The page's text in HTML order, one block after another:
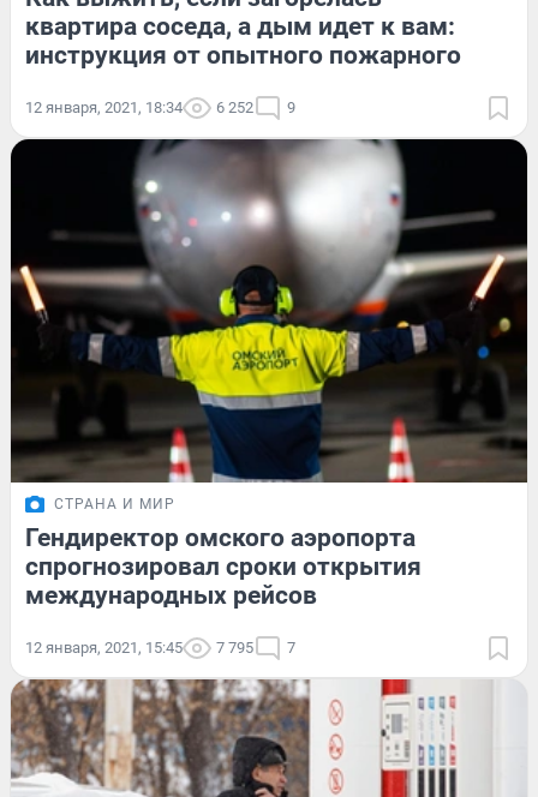
квартира соседа, а дым идет к вам:
инструкция от опытного пожарного
12 января, 2021, 18:34 6 252 9
СТРАНА И МИР
Гендиректор омского аэропорта
спрогнозировал сроки открытия
международных рейсов
12 января, 2021, 15:45 7 795 7